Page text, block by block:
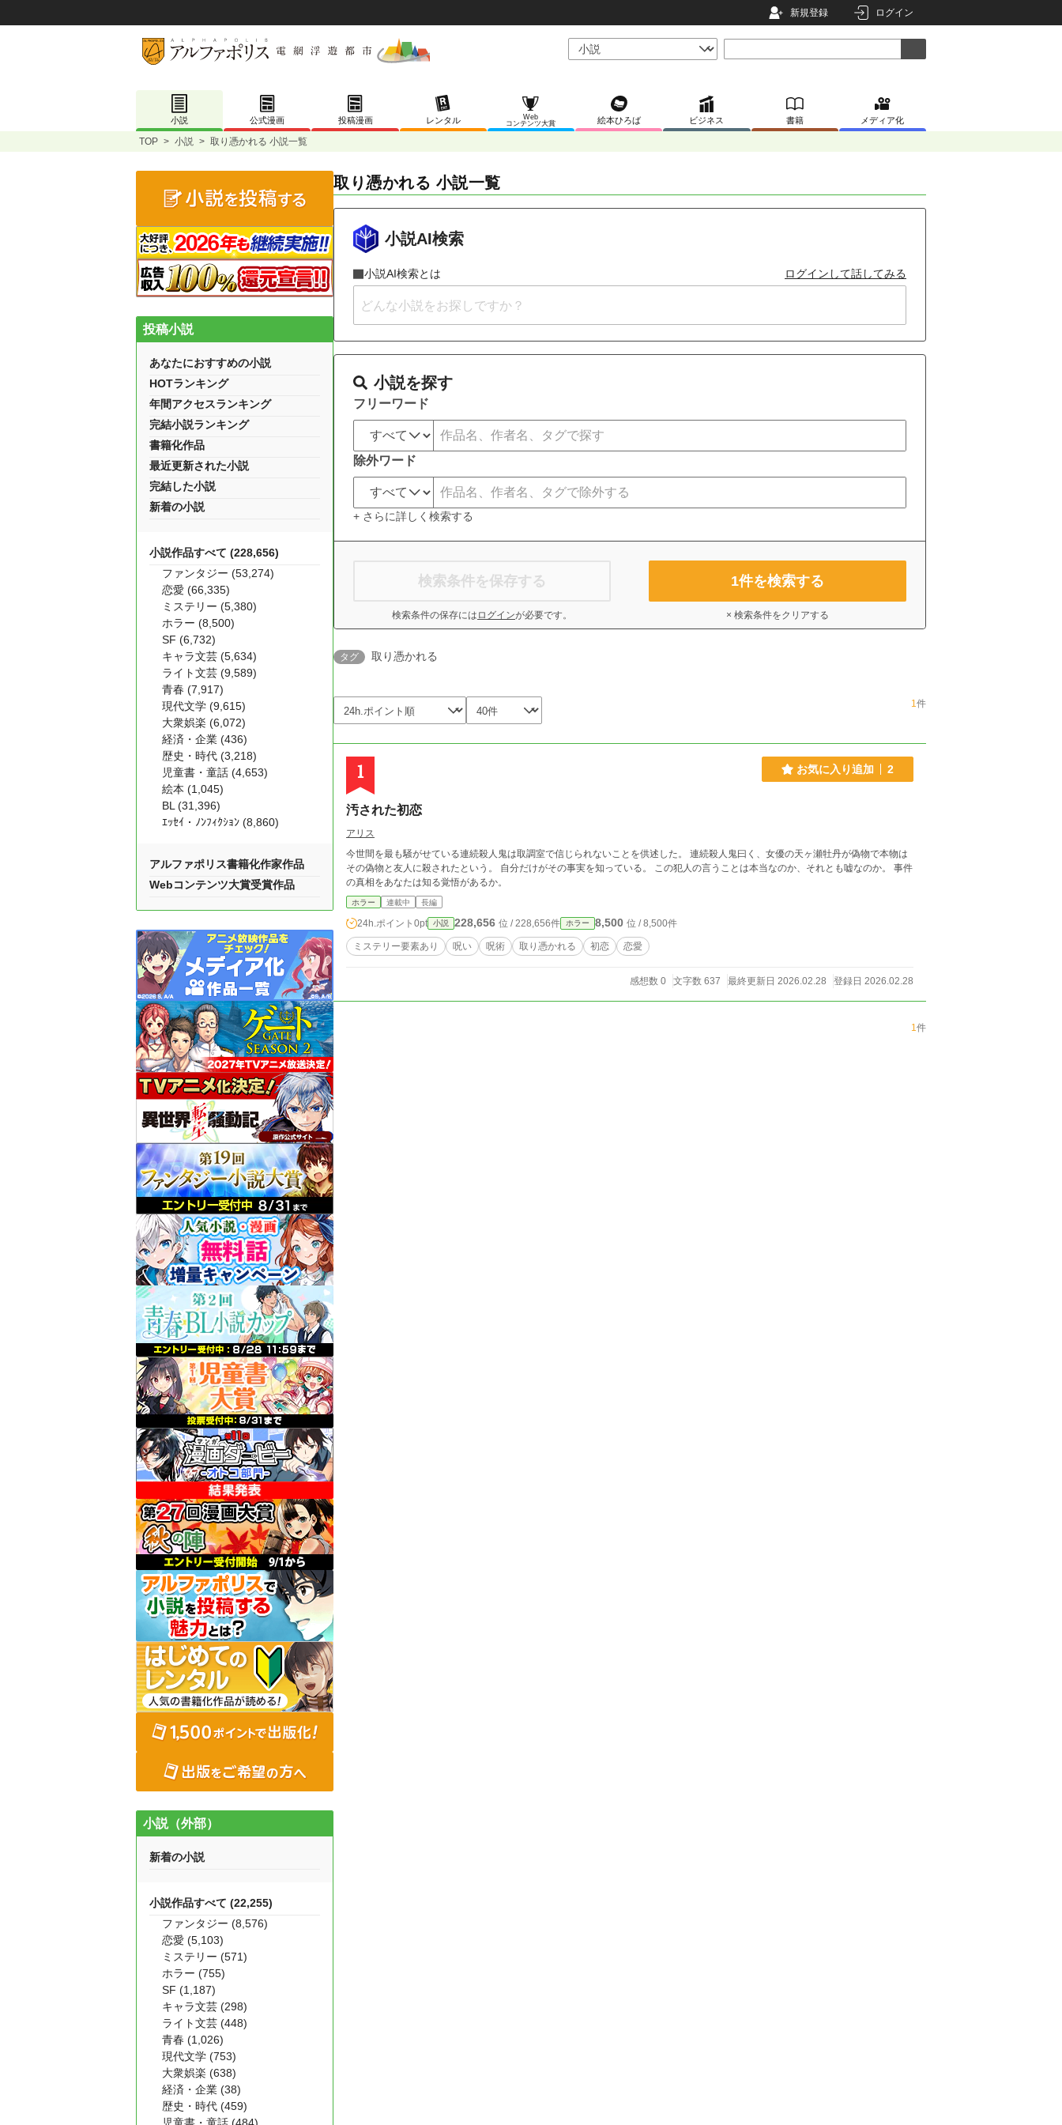
新規登録 ログイン
小説 公式漫画 投稿漫画 レンタル
Web
コンテンツ大賞
絵本ひろば ビジネス 書籍 メディア化
TOP > 小説 > 取り憑かれる 小説一覧
取り憑かれる 小説一覧
小説AI検索
小説AI検索とは ログインして話してみる
小説を探す
フリーワード
除外ワード
+ さらに詳しく検索する
検索条件を保存する
検索条件の保存には ログインが必要です。
1件を検索する
× 検索条件をクリアする
タグ 取り憑かれる
1件
1 お気に入り追加 2
汚された初恋
アリス
今世間を最も騒がせている連続殺人鬼は取調室で信じられないことを供述した。 連続殺人鬼曰く、女優の天ヶ瀬牡丹が偽物で本物は
その偽物と友人に殺されたという。 自分だけがその事実を知っている。 この犯人の言うことは本当なのか、それとも嘘なのか。 事件
の真相をあなたは知る覚悟があるか。
ホラー 連載中 長編
24h.ポイント 0pt 小説 228,656 位 / 228,656件 ホラー 8,500 位 / 8,500件
ミステリー要素あり 呪い 呪術 取り憑かれる 初恋 恋愛
感想数 0 文字数 637 最終更新日 2026.02.28 登録日 2026.02.28
1件
投稿小説
あなたにおすすめの小説
HOTランキング
年間アクセスランキング
完結小説ランキング
書籍化作品
最近更新された小説
完結した小説
新着の小説
小説作品すべて (228,656)
ファンタジー (53,274)
恋愛 (66,335)
ミステリー (5,380)
ホラー (8,500)
SF (6,732)
キャラ文芸 (5,634)
ライト文芸 (9,589)
青春 (7,917)
現代文学 (9,615)
大衆娯楽 (6,072)
経済・企業 (436)
歴史・時代 (3,218)
児童書・童話 (4,653)
絵本 (1,045)
BL (31,396)
ｴｯｾｲ・ﾉﾝﾌｨｸｼｮﾝ (8,860)
アルファポリス書籍化作家作品
Webコンテンツ大賞受賞作品
小説（外部）
新着の小説
小説作品すべて (22,255)
ファンタジー (8,576)
恋愛 (5,103)
ミステリー (571)
ホラー (755)
SF (1,187)
キャラ文芸 (298)
ライト文芸 (448)
青春 (1,026)
現代文学 (753)
大衆娯楽 (638)
経済・企業 (38)
歴史・時代 (459)